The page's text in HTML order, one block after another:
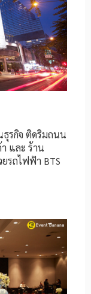
ธุรกิจ ติดริมถนน
และ ร้าน
รถไฟฟ้า BTS